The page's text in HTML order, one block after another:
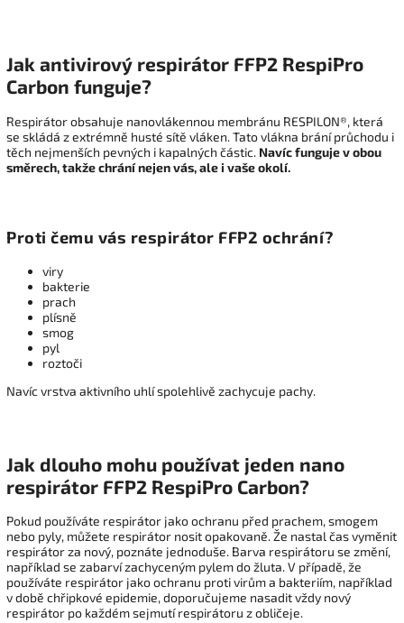
Jak antivirový respirátor FFP2 RespiPro
Carbon funguje?
Respirátor obsahuje nanovlákennou membránu RESPILON®, která
se skládá z extrémně husté sítě vláken. Tato vlákna brání průchodu i
těch nejmenších pevných i kapalných částic. Navíc funguje v obou
směrech,takže chrání nejen vás, ale i vaše okolí.
Proti čemu vás respirátor FFP2 ochrání?
viry
bakterie
prach
plísně
smog
pyl
roztoči
Navíc vrstva aktivního uhlí spolehlivě zachycuje pachy.
Jak dlouho mohu používat jeden nano
respirátor FFP2 RespiPro Carbon?
Pokud používáte respirátor jako ochranu před prachem, smogem
nebo pyly, můžete respirátor nosit opakovaně. Že nastal čas vyměnit
respirátor za nový, poznáte jednoduše. Barva respirátoru se změní,
například se zabarví zachyceným pylem do žluta. V případě, že
používáte respirátor jako ochranu proti virům a bakteriím, například
v době chřipkové epidemie, doporučujeme nasadit vždy nový
respirátor po každém sejmutí respirátoru z obličeje.